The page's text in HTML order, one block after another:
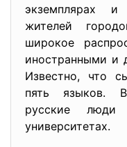
экземплярах и
жителей
широкое
иностранными и
Известно, что
пять языков.
русские люди
университетах.